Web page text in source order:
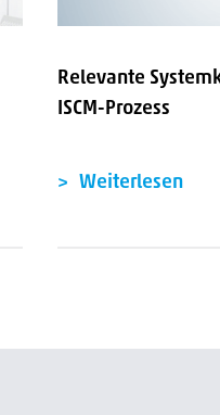
Relevante
ISCM-Prozess
Weiterlesen